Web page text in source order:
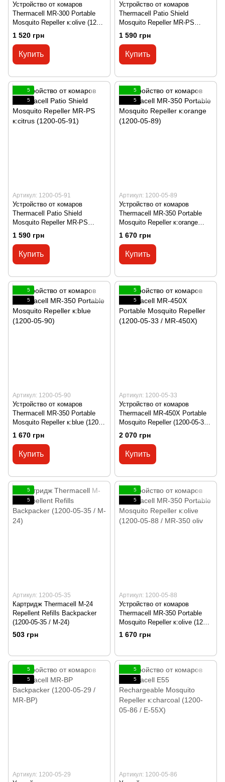
Устройство от комаров
Thermacell MR-300 Portable
Mosquito Repeller к:olive (1200-
05-28 / MR-300G)
1 520 грн
Купить
Устройство от комаров
Thermacell Patio Shield
Mosquito Repeller MR-PS
к:linen (1200-05-92 / PS1-LINE
1 590 грн
Купить
5
5
Артикул: 1200-05-91
Устройство от комаров
Thermacell Patio Shield
Mosquito Repeller MR-PS
к:citrus (1200-05-91)
1 590 грн
Купить
5
5
Артикул: 1200-05-89
Устройство от комаров
Thermacell MR-350 Portable
Mosquito Repeller к:orange
(1200-05-89)
1 670 грн
Купить
5
5
Артикул: 1200-05-90
Устройство от комаров
Thermacell MR-350 Portable
Mosquito Repeller к:blue (1200-
05-90)
1 670 грн
Купить
5
5
Артикул: 1200-05-33
Устройство от комаров
Thermacell MR-450X Portable
Mosquito Repeller (1200-05-33 /
MR-450X)
2 070 грн
Купить
5
5
Артикул: 1200-05-35
Картридж Thermacell M-24
Repellent Refills Backpacker
(1200-05-35 / M-24)
503 грн
5
5
Артикул: 1200-05-88
Устройство от комаров
Thermacell MR-350 Portable
Mosquito Repeller к:olive (1200-
05-88 / MR-350 oliv
1 670 грн
5
5
Артикул: 1200-05-29
5
5
Артикул: 1200-05-86